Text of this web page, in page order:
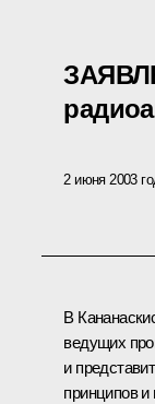
2 июня 2003
В
ведущих
и
принципов